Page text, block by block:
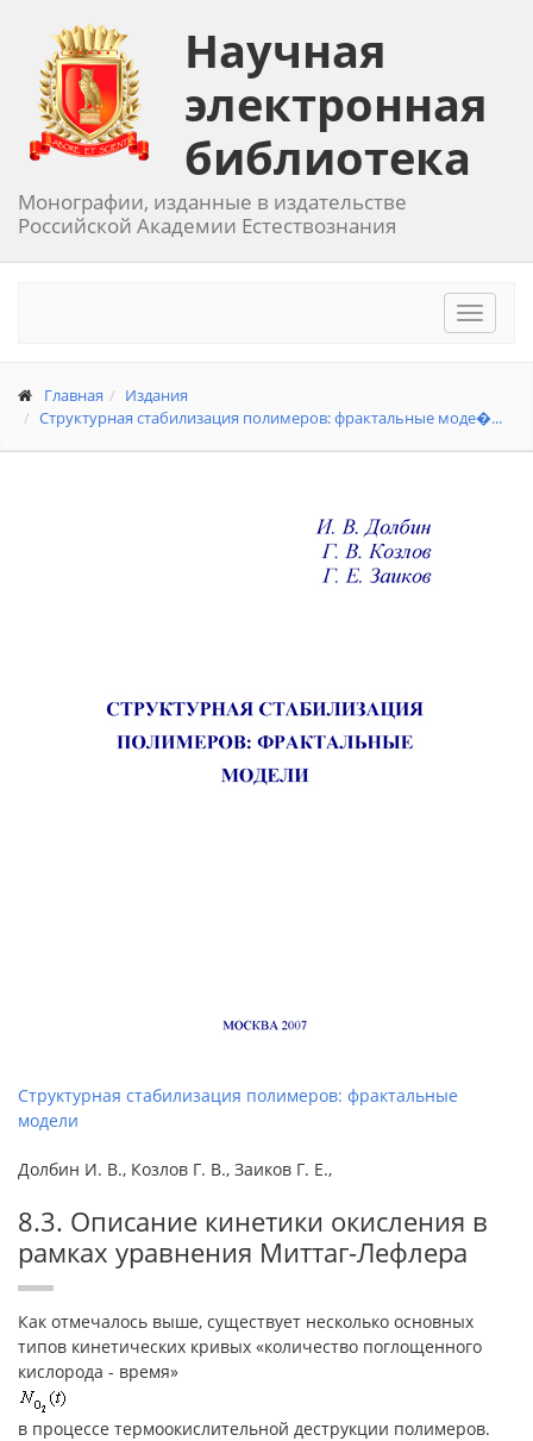
Научная
электронная
библиотека
Монографии, изданные в издательстве
Российской Академии Естествознания
Toggle
Главная
Издания
Структурная стабилизация полимеров: фрактальные моде�...
Структурная стабилизация полимеров: фрактальные
модели
Долбин И. В., Козлов Г. В., Заиков Г. Е.,
8.3. Описание кинетики окисления в
рамках уравнения Миттаг-Лефлера
Как отмечалось выше, существует несколько основных
типов кинетических кривых «количество поглощенного
кислорода - время»
в процессе термоокислительной деструкции полимеров.